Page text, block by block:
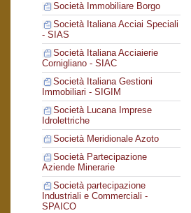
Società Immobiliare Borgo
Società Italiana Acciai Speciali
- SIAS
Società Italiana Acciaierie
Cornigliano - SIAC
Società Italiana Gestioni
Immobiliari - SIGIM
Società Lucana Imprese
Idrolettriche
Società Meridionale Azoto
Società Partecipazione
Aziende Minerarie
Società partecipazione
Industriali e Commerciali -
SPAICO